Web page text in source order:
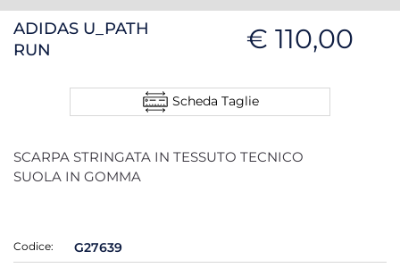
ADIDAS U_PATH
RUN
€ 110,00
Scheda Taglie
SCARPA STRINGATA IN TESSUTO TECNICO
SUOLA IN GOMMA
Codice: G27639